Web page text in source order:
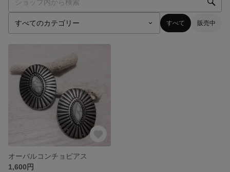
すべて 販売中
オーバルコンチョピアス
1,600円